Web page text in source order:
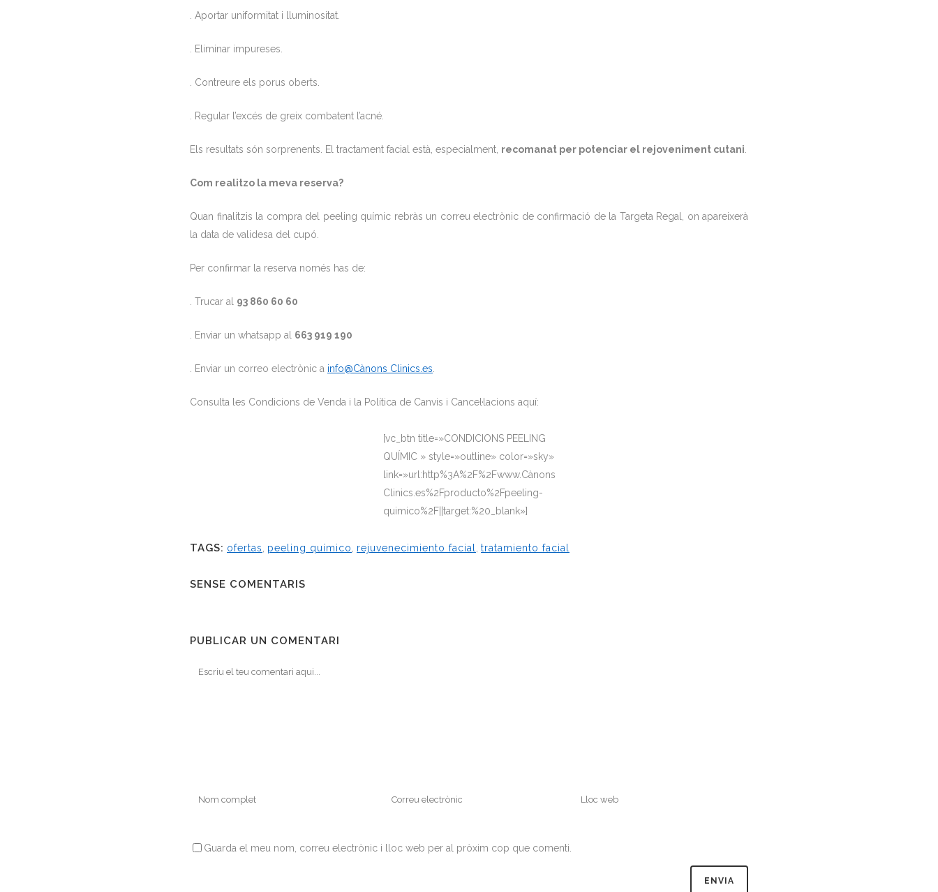
. Aportar uniformitat i lluminositat.
. Eliminar impureses.
. Contreure els porus oberts.
. Regular l’excés de greix combatent l’acné.
Els resultats són sorprenents. El tractament facial està, especialment, recomanat per potenciar el rejoveniment cutani
Com realitzo la meva reserva?
Quan finalitzis la compra del peeling químic rebràs un correu electrònic de confirmació de la Targeta Regal, on apareixerà
la data de validesa del cupó.
Per confirmar la reserva només has de:
. Trucar al 93 860 60 60
. Enviar un whatsapp al 663 919 190
. Enviar un correo electrònic a info@Cànons Clinics.es
Consulta les Condicions de Venda i la Política de Canvis i Cancel·lacions aquí:
[vc_btn title=»CONDICIONS PEELING
QUÍMIC » style=»outline» color=»sky»
link=»url:http%3A%2F%2Fwww.Cànons
Clinics.es%2Fproducto%2Fpeeling-
quimico%2F||target:%20_blank»]
TAGS: ofertas peeling químico rejuvenecimiento facial tratamiento facial
SENSE COMENTARIS
PUBLICAR UN COMENTARI
Guarda el meu nom, correu electrònic i lloc web per al pròxim cop que comenti.